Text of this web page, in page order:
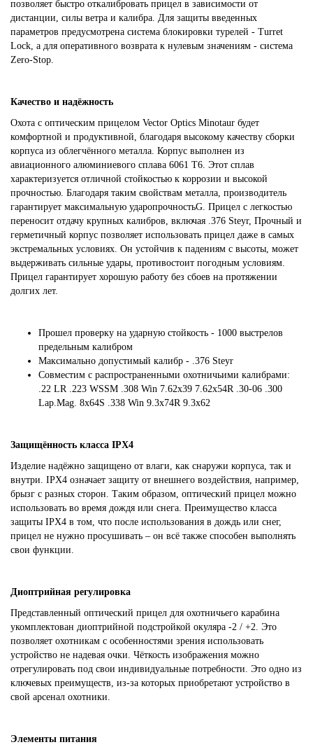
позволяет быстро откалибровать прицел в зависимости от
дистанции, силы ветра и калибра. Для защиты введенных
параметров предусмотрена система блокировки турелей - Turret
Lock, а для оперативного возврата к нулевым значениям - система
Zero-Stop.
Качество и надёжность
Охота с оптическим прицелом Vector Optics Minotaur будет
комфортной и продуктивной, благодаря высокому качеству сборки
корпуса из облегчённого металла. Корпус выполнен из
авиационного алюминиевого сплава 6061 T6. Этот сплав
характеризуется отличной стойкостью к коррозии и высокой
прочностью. Благодаря таким свойствам металла, производитель
гарантирует максимальную ударопрочностьG. Прицел с легкостью
переносит отдачу крупных калибров, включая .376 Steyr, Прочный и
герметичный корпус позволяет использовать прицел даже в самых
экстремальных условиях. Он устойчив к падениям с высоты, может
выдерживать сильные удары, противостоит погодным условиям.
Прицел гарантирует хорошую работу без сбоев на протяжении
долгих лет.
Прошел проверку на ударную стойкость - 1000 выстрелов
предельным калибром
Максимально допустимый калибр - .376 Steyr
Совместим с распространенными охотничьими калибрами:
.22 LR .223 WSSM .308 Win 7.62x39 7.62x54R .30-06 .300
Lap.Mag. 8x64S .338 Win 9.3x74R 9.3x62
Защищённость класса IPX4
Изделие надёжно защищено от влаги, как снаружи корпуса, так и
внутри. IPX4 означает защиту от внешнего воздействия, например,
брызг с разных сторон. Таким образом, оптический прицел можно
использовать во время дождя или снега. Преимущество класса
защиты IPX4 в том, что после использования в дождь или снег,
прицел не нужно просушивать – он всё также способен выполнять
свои функции.
Диоптрийная регулировка
Представленный оптический прицел для охотничьего карабина
укомплектован диоптрийной подстройкой окуляра -2 / +2. Это
позволяет охотникам с особенностями зрения использовать
устройство не надевая очки. Чёткость изображения можно
отрегулировать под свои индивидуальные потребности. Это одно из
ключевых преимуществ, из-за которых приобретают устройство в
свой арсенал охотники.
Элементы питания